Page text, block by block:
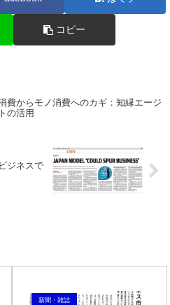
コピー
費からモノ消費へのカギ：知縁エージ
の活用
ジネスで
新聞・雑誌